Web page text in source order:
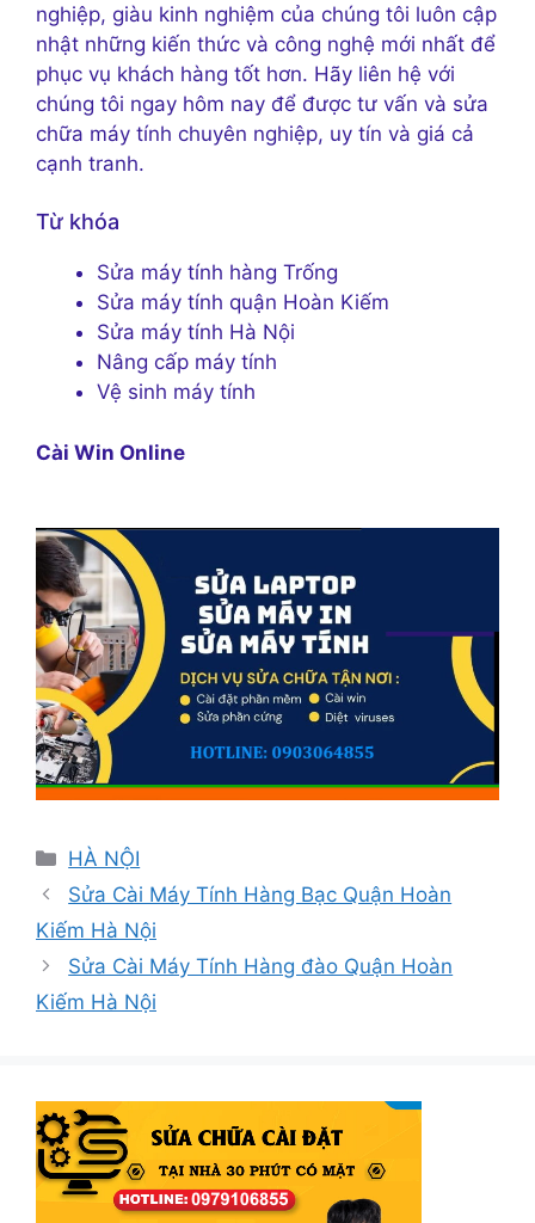
nghiệp, giàu kinh nghiệm của chúng tôi luôn cập
nhật những kiến thức và công nghệ mới nhất để
phục vụ khách hàng tốt hơn. Hãy liên hệ với
chúng tôi ngay hôm nay để được tư vấn và sửa
chữa máy tính chuyên nghiệp, uy tín và giá cả
cạnh tranh.
Từ khóa
Sửa máy tính hàng Trống
Sửa máy tính quận Hoàn Kiếm
Sửa máy tính Hà Nội
Nâng cấp máy tính
Vệ sinh máy tính
Cài Win Online
Danh
mục
HÀ NỘI
Sửa Cài Máy Tính Hàng Bạc Quận Hoàn
Kiếm Hà Nội
Sửa Cài Máy Tính Hàng đào Quận Hoàn
Kiếm Hà Nội